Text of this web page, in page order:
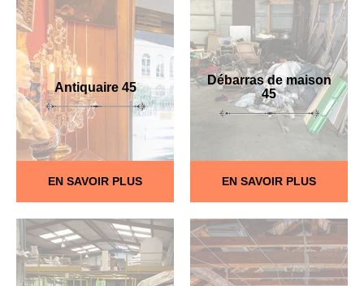
Antiquaire 45
EN SAVOIR PLUS
Débarras de maison
45
EN SAVOIR PLUS